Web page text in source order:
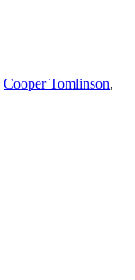
Cooper Tomlinson,